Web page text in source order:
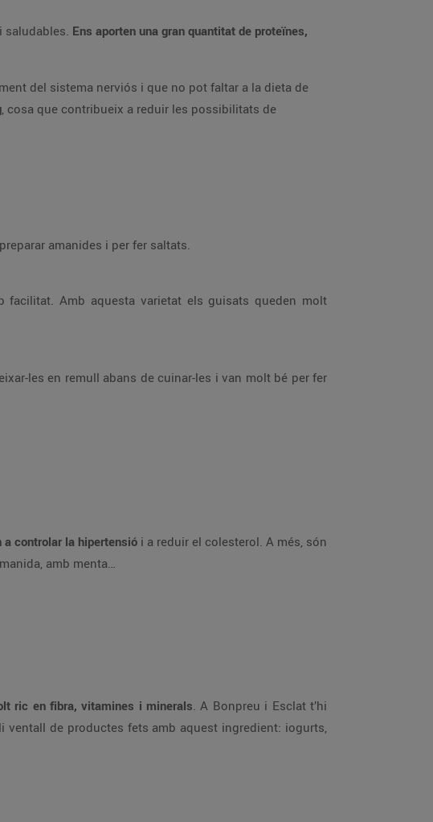
saludables. Ens aporten una gran quantitat de proteïnes,
del sistema nerviós i que no pot faltar a la dieta de
, cosa que contribueix a reduir les possibilitats de
amanides i per fer saltats.
Amb aquesta varietat els guisats queden molt
les en remull abans de cuinar-les i van molt bé per fer
a controlar la hipertensió i a reduir el colesterol. A més, són
amb menta…
ric en fibra, vitamines i minerals. A Bonpreu i Esclat t’hi
ventall de productes fets amb aquest ingredient: iogurts,